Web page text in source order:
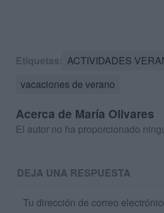
Etiquetas: ACTIVIDADES
vacaciones de verano
Acerca de María Olivares
El autor no ha proporcionado
DEJA UNA RESPUESTA
Tu dirección de correo